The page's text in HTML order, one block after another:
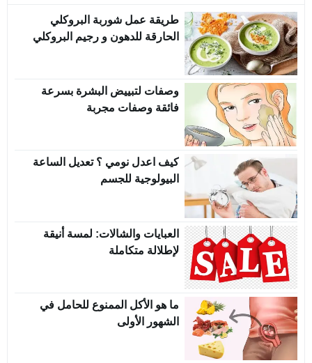
طريقة عمل شوربة البروكلي
الحارقة للدهون و رجيم البروكلي
وصفات لتبييض البشرة بسرعة
فائقة وصفات مجربة
كيف اعدل نومي ؟ تعديل الساعة
البيولوجية للجسم
العبايات والشالات: لمسة أنيقة
لإطلالة متكاملة
ما هو الأكل الممنوع للحامل في
الشهور الأولى